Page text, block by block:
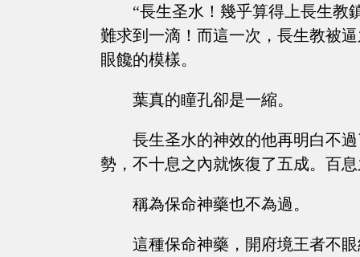
“長生圣水！幾乎算得上長生教
難求到一滴！而這一次，長生教被
眼饞的模樣。
葉真的瞳孔卻是一縮。
長生圣水的神效的他再明白不
勢，不十息之內就恢復了五成。百
稱為保命神藥也不為過。
這種保命神藥，開府境王者不